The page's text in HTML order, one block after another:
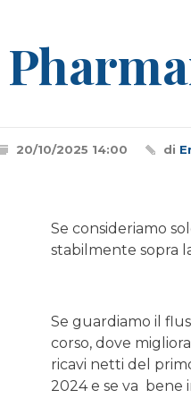
20/10/2025 14:00 di
Se consideriamo
stabilmente sopra
Se guardiamo il
corso, dove
ricavi netti del
2024 e se va bene